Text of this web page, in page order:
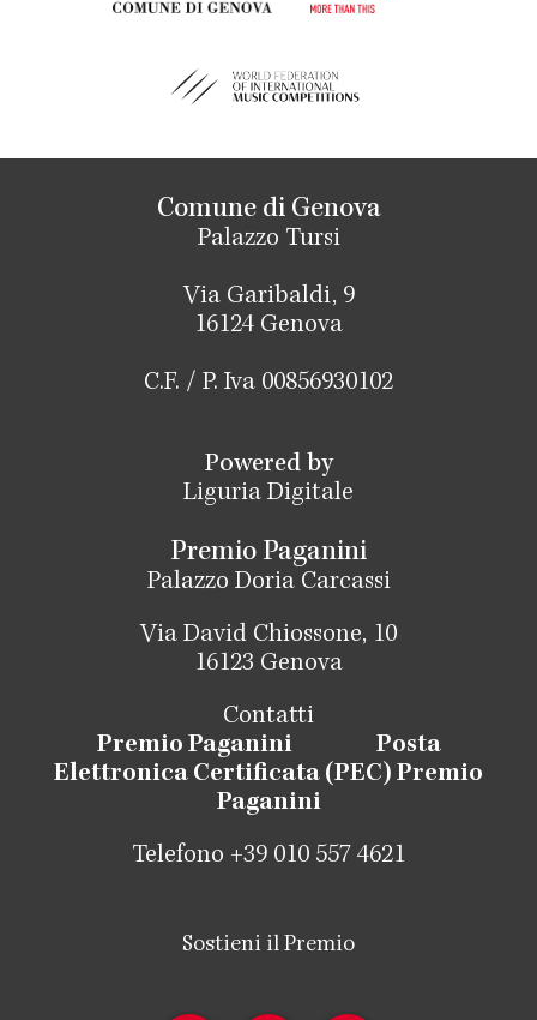
Comune di Genova
Palazzo Tursi
Via Garibaldi, 9
16124 Genova
C.F. / P. Iva 00856930102
Powered by
Liguria Digitale
Premio Paganini
Palazzo Doria Carcassi
Via David Chiossone, 10
16123 Genova
Contatti
Premio Paganini
Posta
Elettronica Certificata (PEC) Premio
Paganini
Telefono +39 010 557 4621
Sostieni il Premio